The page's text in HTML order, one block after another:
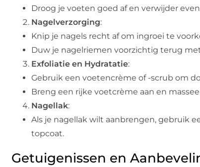
Droog je voeten goed af en verwijder
Nagelverzorging:
Knip je nagels recht af om ingroei te
Duw je nagelriemen voorzichtig terug
Exfoliatie en Hydratatie:
Gebruik een voetencrème of -scrub om
Breng een rijke voetcrème aan en
Nagellak:
Als je nagellak wilt aanbrengen, gebruik
topcoat.
Getuigenissen en